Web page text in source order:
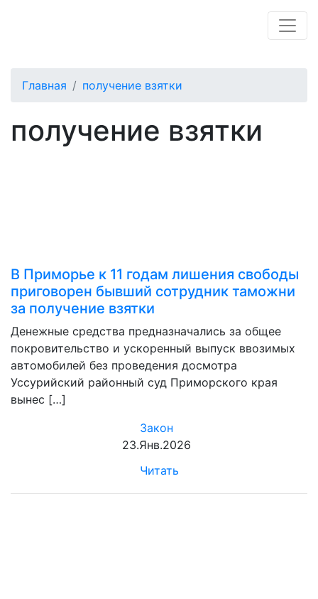
Главная получение взятки
получение взятки
В Приморье к 11 годам лишения свободы
приговорен бывший сотрудник таможни
за получение взятки
Денежные средства предназначались за общее
покровительство и ускоренный выпуск ввозимых
автомобилей без проведения досмотра
Уссурийский районный суд Приморского края
вынес […]
Закон
23.Янв.2026
Читать